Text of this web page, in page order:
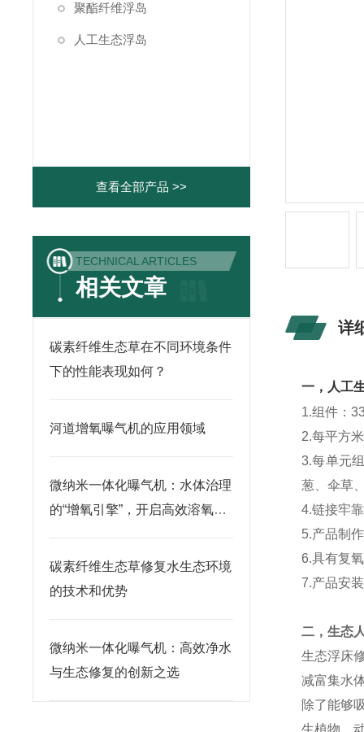
聚酯纤维浮岛
人工生态浮岛
查看全部产品 >>
TECHNICAL ARTICLES
相关文章
碳素纤维生态草在不同环境条件
下的性能表现如何？
河道增氧曝气机的应用领域
微纳米一体化曝气机：水体治理
的“增氧引擎”，开启高效溶氧新
碳素纤维生态草修复水生态环境
的技术和优势
微纳米一体化曝气机：高效净水
与生态修复的创新之选
详
一，人工
1.组件：
2.每平方
3.每单元
葱、伞草
4.链接牢
5.产品制
6.具有复
7.产品安
二，生态
生态浮床
减富集水
除了能够
生植物、